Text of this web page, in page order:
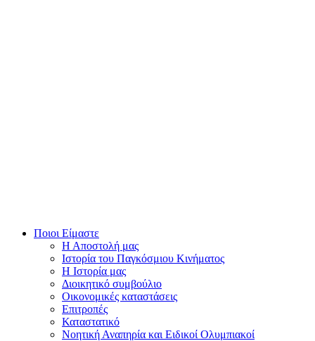
Ποιοι Είμαστε
Η Αποστολή μας
Ιστορία του Παγκόσμιου Κινήματος
Η Ιστορία μας
Διοικητικό συμβούλιο
Οικονομικές καταστάσεις
Επιτροπές
Καταστατικό
Νοητική Αναπηρία και Ειδικοί Ολυμπιακοί